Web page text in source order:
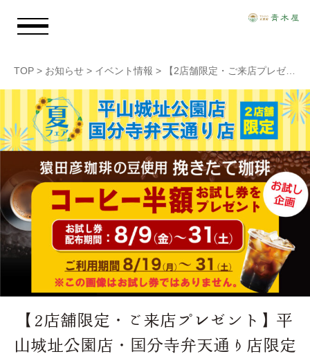
お知らせ
青木屋のおもい
商品情報
店舗情報
採用情報
TOP > お知らせ > イベント情報 > 【2店舗限定・ご来店プレゼント】平山城址公園店・国分寺弁天通り店限定
【2店舗限定・ご来店プレゼント】平
山城址公園店・国分寺弁天通り店限定